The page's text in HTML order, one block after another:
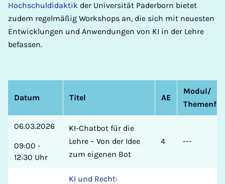
Hochschuldidaktik der Universität Paderborn bietet
zudem regelmäßig Workshops an, die sich mit neuesten
Entwicklungen und Anwendungen von KI in der Lehre
befassen.
Datum Titel AE
Modul/
06.03.2026
09:00 -
12:30 Uhr
KI-Chatbot für die
Lehre – Von der Idee
zum eigenen Bot
4 ---
KI und Recht: